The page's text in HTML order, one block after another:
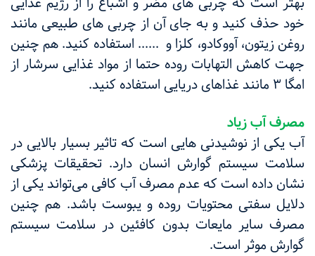
خود حذف کنید و به جای آن از چربی های طبیعی مانند
روغن زیتون، آووکادو، کلزا و ...... استفاده کنید. هم چنین
جهت کاهش التهابات روده حتما از مواد غذایی سرشار از
امگا ۳ مانند غذاهای دریایی استفاده کنید.
مصرف آب زیاد
آب یکی از نوشیدنی هایی است که تاثیر بسیار بالایی در
سلامت سیستم گوارش انسان دارد. تحقیقات پزشکی
نشان داده است که عدم مصرف آب کافی می‌تواند یکی از
دلایل سفتی محتویات روده و یبوست باشد. هم چنین
مصرف سایر مایعات بدون کافئین در سلامت سیستم
گوارش موثر است.